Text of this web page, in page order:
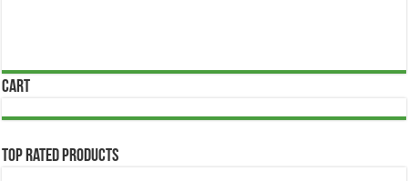
Cart
Top Rated Products